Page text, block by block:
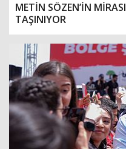
METİN SÖZEN’İN
TAŞINIYOR